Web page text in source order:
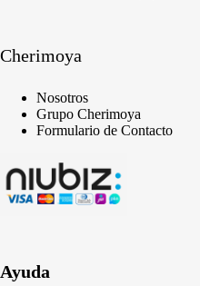
Cherimoya
Nosotros
Grupo Cherimoya
Formulario de Contacto
Ayuda